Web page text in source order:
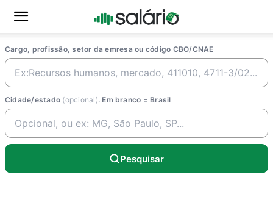
Cargo, profissão, setor da emresa ou código CBO/CNAE
Cidade/estado (opcional). Em branco = Brasil
Pesquisar